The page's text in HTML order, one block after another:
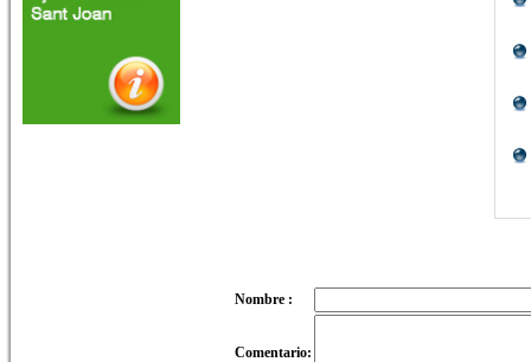
Nombre :
Comentario: